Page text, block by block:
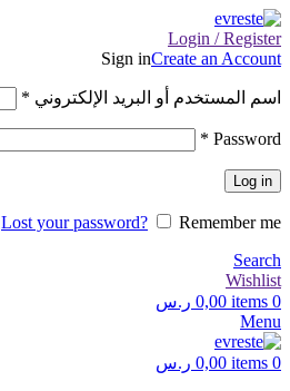
Login / Register
Sign inCreate an Account
اسم المستخدم أو البريد الإلكتروني *
Password
*
Log in
Lost your password?
Remember me
Search
Wishlist
0
items
0,00 ر.س
Menu
0
items
0,00 ر.س